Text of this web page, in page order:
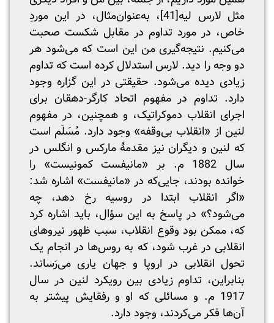
مثل لارس لیه[41]
، به‌عنوان‌مثال، در این موردِ
خاص، در مورد تداوم در مقابل شکست صحبت
می‌کنیم. نتیجه‌گیری من این است که می‌شود هر
دو وجه را دید. لارس استدلال کرده است که تداوم
زیادی دیده می‌شود. حقیقتی در این گزاره وجود
دارد. تداوم در مفهوم اتحاد کارگر-دهقان برای
اجرای انقلاب دموکراتیک، و همچنین، در مفهوم
لنین از «انقلاب بی‌وقفه» وجود دارد. مُسَلَم است
که لنین و دیگران نیز مقدمۀ مارکس و انگلس در
سال 1882 م. بر «مانیفست کمونیست» را
خوانده بودند، جایی‌که در «مانیفست» اشاره شد:
«اگر انقلاب ابتدا در روسیه رخ دهد، چه
می‌شود؟» در پاسخ به این‌ سؤال، باید اشاره کرد
که، ممکن بود وقوع انقلاب، سبب ظهور نیروهای
انقلابی در غرب شود، که به روس‌ها در انجام یک
تحول انقلابی در اروپا و جهان یاری می‌رَساند.
بنابراین، تداوم زیادی بین رویکرد لنین در سال
1917 م. و مسائلی که او و رفقایش پیشتر به
آن‌ها فکر می‌کردند، وجود دارد.